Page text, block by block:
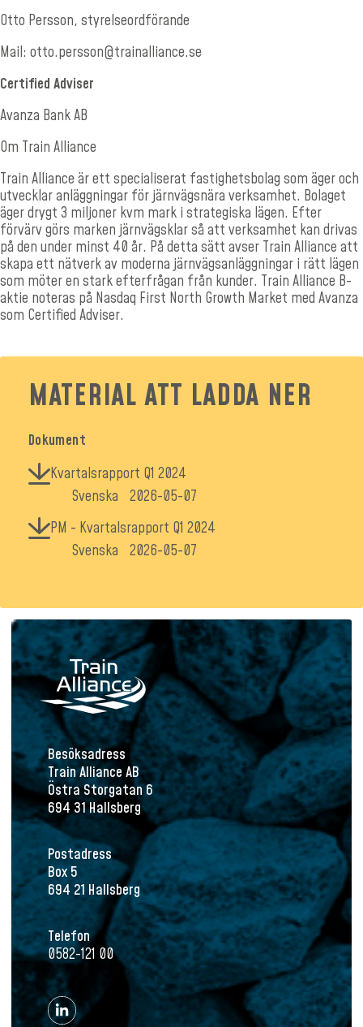
Otto Persson, styrelseordförande
Mail: otto.persson@trainalliance.se
Certified Adviser
Avanza Bank AB
Om Train Alliance
Train Alliance är ett specialiserat fastighetsbolag som äger och
utvecklar anläggningar för järnvägsnära verksamhet. Bolaget
äger drygt 3 miljoner kvm mark i strategiska lägen. Efter
förvärv görs marken järnvägsklar så att verksamhet kan drivas
på den under minst 40 år. På detta sätt avser Train Alliance att
skapa ett nätverk av moderna järnvägsanläggningar i rätt lägen
som möter en stark efterfrågan från kunder. Train Alliance B-
aktie noteras på Nasdaq First North Growth Market med Avanza
som Certified Adviser.
MATERIAL ATT LADDA NER
Dokument
Kvartalsrapport Q1 2024
Svenska 2026-05-07
PM - Kvartalsrapport Q1 2024
Svenska 2026-05-07
Besöksadress
Train Alliance AB
Östra Storgatan 6
694 31 Hallsberg
Postadress
Box 5
694 21 Hallsberg
Telefon
0582-121 00